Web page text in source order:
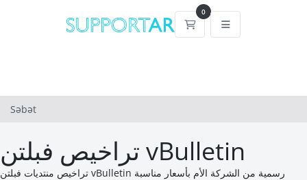
0
Səbət
Səbət
تراخيص فبلتن vBulletin
تراخيص منتديات فبلتن vBulletin رسمية من الشركة الأم بأسعار مناسبة